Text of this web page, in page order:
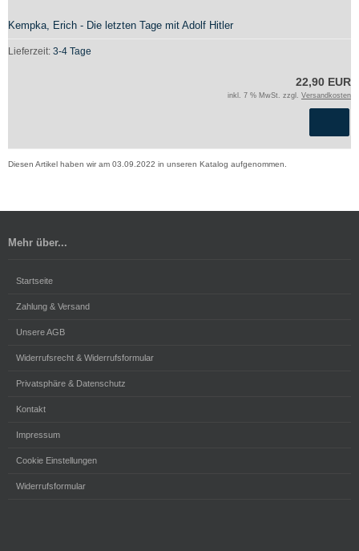
Kempka, Erich - Die letzten Tage mit Adolf Hitler
Lieferzeit: 3-4 Tage
22,90 EUR
inkl. 7 % MwSt. zzgl. Versandkosten
Diesen Artikel haben wir am 03.09.2022 in unseren Katalog aufgenommen.
Mehr über...
Startseite
Zahlung & Versand
Unsere AGB
Widerrufsrecht & Widerrufsformular
Privatsphäre & Datenschutz
Kontakt
Impressum
Cookie Einstellungen
Widerrufsformular